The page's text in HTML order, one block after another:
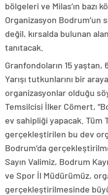
bölgeleri ve Milas’ın bazı
Organizasyon
değil, kırsalda bulunan
tanıtacak.
Granfondoların 15
Yarışı tutkunlarını bir
organizasyonlar olduğu
Temsilcisi İlker Cömert,
ev sahipliği yapacak. Tüm
gerçekleştirilen bu dev
Bodrum’da
Sayın Valimiz, Bodrum
ve Spor İl Müdürümüz,
gerçekleştirilmesinde